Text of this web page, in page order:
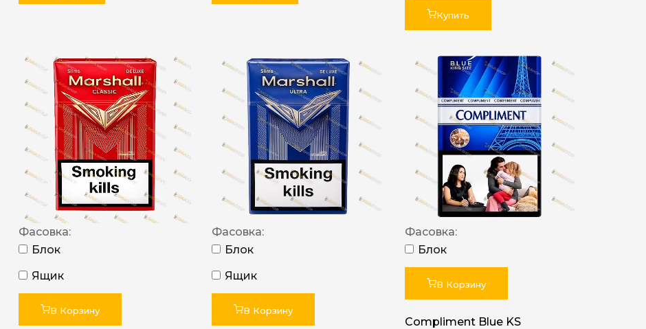
MONUS
NERO
NERO
Гуцульскі
Italian Blend 821
OSCAR
Купить
Фасовка:
Блок
Ящик
В Корзину
Фасовка:
Блок
Ящик
В Корзину
Фасовка:
Блок
В Корзину
Compliment Blue KS